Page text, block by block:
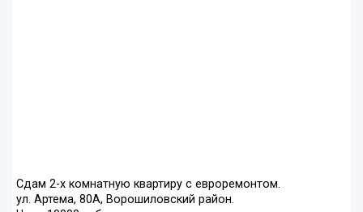
Сдам 2-х комнатную квартиру с евроремонтом.
ул. Артема, 80А, Ворошиловский район.